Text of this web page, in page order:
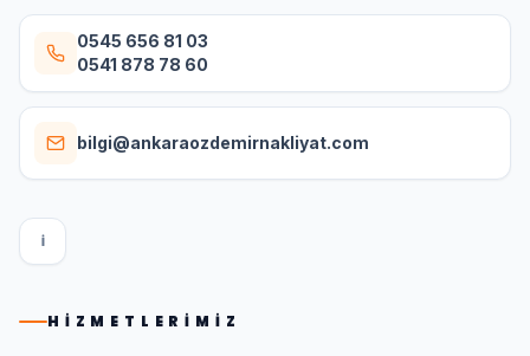
0545 656 81 03
0541 878 78 60
bilgi@ankaraozdemirnakliyat.com
I
HIZMETLERIMIZ